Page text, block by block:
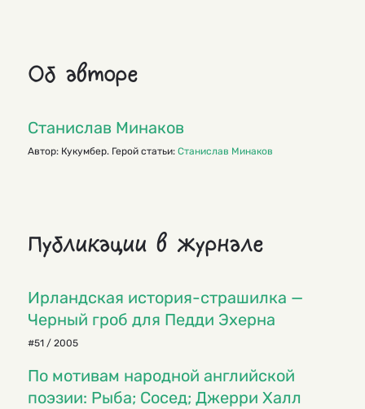
Об авторе
Станислав Минаков
Автор: Кукумбер. Герой статьи: Станислав Минаков
Публикации в журнале
Ирландская история-страшилка —
Черный гроб для Педди Эхерна
#51 / 2005
По мотивам народной английской
поэзии: Рыба; Сосед; Джерри Халл